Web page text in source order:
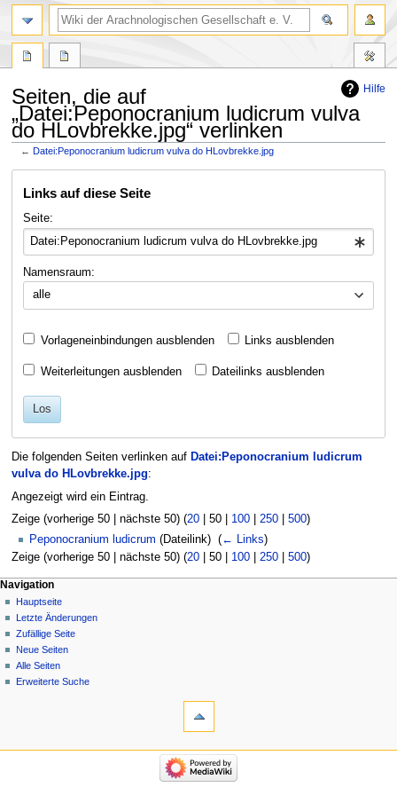
Hilfe
Seiten, die auf
„Datei:Peponocranium ludicrum vulva
do HLovbrekke.jpg“ verlinken
←Datei:Peponocranium ludicrum vulva do HLovbrekke.jpg
Navigation
Suche
Links auf diese Seite
Seite:
Namensraum:
alle
Vorlageneinbindungen ausblenden Links ausblenden
Weiterleitungen ausblenden Dateilinks ausblenden
Los
Die folgenden Seiten verlinken auf Datei:Peponocranium ludicrum
vulva do HLovbrekke.jpg:
Angezeigt wird ein Eintrag.
Zeige (vorherige 50| nächste 50) (20| 50| 100| 250| 500)
Peponocranium ludicrum (Dateilink) ‎ (← Links)
Zeige (vorherige 50| nächste 50) (20| 50| 100| 250| 500)
Navigation
Hauptseite
Letzte Änderungen
Zufällige Seite
Neue Seiten
Alle Seiten
Erweiterte Suche